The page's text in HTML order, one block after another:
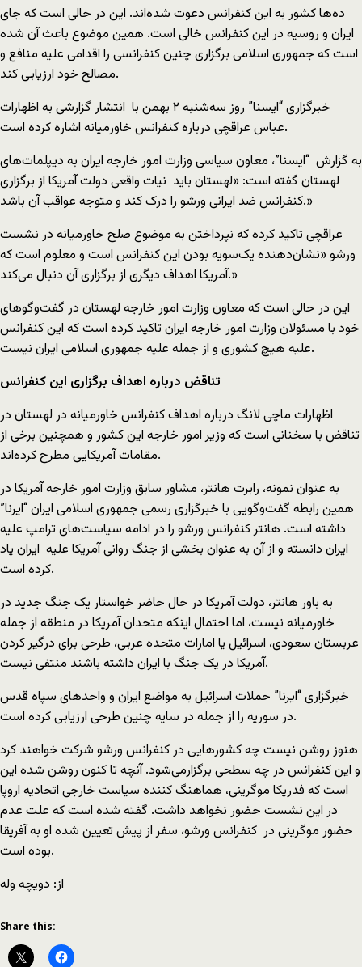
ده‌ها کشور به این کنفرانس دعوت شده‌اند. این در حالی است که جای
ایران و روسیه در این کنفرانس خالی است. همین موضوع باعث آن شده
است که جمهوری اسلامی برگزاری چنین کنفرانسی را اقدامی علیه منافع و
مصالح خود ارزیابی کند.
خبرگزاری “ایسنا” روز سه‌شنبه ۲ بهمن با انتشار گزارشی به اظهارات
عباس عراقچی درباره کنفرانس خاورمیانه اشاره کرده است.
به گزارش “ایسنا”، معاون سیاسی وزارت امور خارجه ایران به دیپلمات‌های
لهستان گفته است: «لهستان باید نیات واقعی دولت آمریکا از برگزاری
کنفرانس ضد ایرانی ورشو را درک کند و متوجه عواقب آن باشد.»
عراقچی تاکید کرده که نپرداختن به موضوع صلح خاورمیانه در نشست
ورشو «نشان‌دهنده یک‌سویه بودن این کنفرانس است و معلوم است که
آمریکا اهداف دیگری از برگزاری آن دنبال می‌کند.»
این در حالی است که معاون وزارت امور خارجه لهستان در گفت‌وگوهای
خود با مسئولان وزارت امور خارجه ایران تاکید کرده است که این کنفرانس
علیه هیچ کشوری و از جمله علیه جمهوری اسلامی ایران نیست.
تناقض درباره اهداف برگزاری این کنفرانس
اظهارات ماچی لانگ درباره اهداف کنفرانس خاورمیانه در لهستان در
تناقض با سخنانی است که وزیر امور خارجه این کشور و همچنین برخی از
مقامات آمریکایی مطرح کرده‌اند.
به عنوان نمونه، رابرت هانتر، مشاور سابق وزارت امور خارجه آمریکا در
همین رابطه گفت‌وگویی با خبرگزاری رسمی جمهوری اسلامی ایران “ایرنا”
داشته است. هانتر کنفرانس ورشو را در ادامه سیاست‌های ترامپ علیه
ایران دانسته و از آن به عنوان بخشی از جنگ روانی آمریکا علیه ایران یاد
کرده است.
به باور هانتر، دولت آمریکا در حال حاضر خواستار یک جنگ جدید در
خاورمیانه نیست، اما احتمال اینکه متحدان آمریکا در منطقه از جمله
عربستان سعودی، اسرائیل یا امارات متحده عربی، طرحی برای درگیر کردن
آمریکا در یک جنگ با ایران داشته باشند منتفی نیست.
خبرگزاری “ایرنا” حملات اسرائیل به مواضع ایران و واحدهای سپاه قدس
در سوریه را از جمله در سایه چنین طرحی ارزیابی کرده است.
هنوز روشن نیست چه کشورهایی در کنفرانس ورشو شرکت خواهند کرد
و این کنفرانس در چه سطحی برگزارمی‌شود. آنچه تا کنون روشن شده این
است که فدریکا موگرینی، هماهنگ کننده سیاست خارجی اتحادیه اروپا
در این نشست حضور نخواهد داشت. گفته شده است که علت عدم
حضور موگرینی در کنفرانس ورشو، سفر از پیش تعیین شده او به آفریقا
بوده است.
از: دویچه وله
Share this: